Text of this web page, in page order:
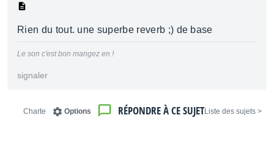
Rien du tout. une superbe reverb ;) de base
Le son c'est bon mangez en !
signaler
< Liste des sujets
RÉPONDRE À CE SUJET
Options
Charte